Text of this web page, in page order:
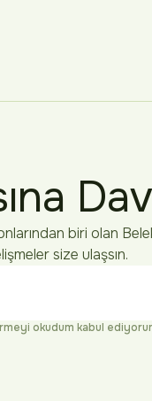
biri olan
size ulaşsın.
okudum kabul